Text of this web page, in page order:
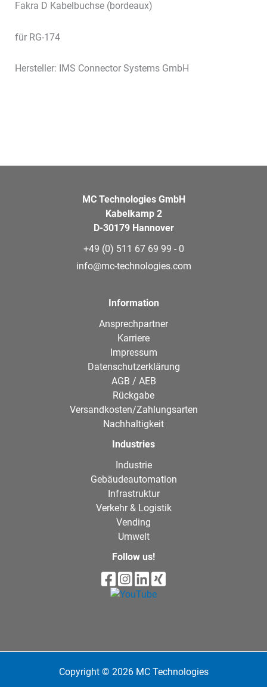
Fakra D Kabelbuchse (bordeaux)
für RG-174
Hersteller: IMS Connector Systems GmbH
MC Technologies GmbH
Kabelkamp 2
D-30179 Hannover
+49 (0) 511 67 69 99 - 0
info@mc-technologies.com
Information
Ansprechpartner
Karriere
Impressum
Datenschutzerklärung
AGB / AEB
Rückgabe
Versandkosten/Zahlungsarten
Nachhaltigkeit
Industries
Industrie
Gebäudeautomation
Infrastruktur
Verkehr & Logistik
Vending
Umwelt
Follow us!
Copyright © 2026 MC Technologies